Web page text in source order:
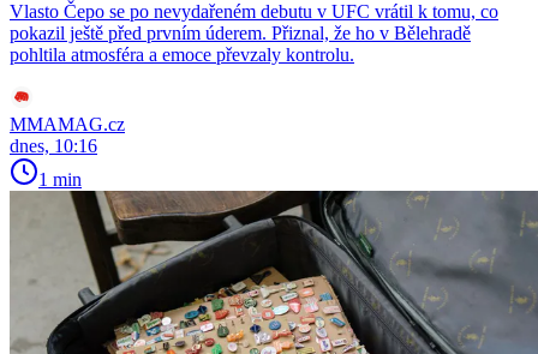
Vlasto Čepo se po nevydařeném debutu v UFC vrátil k tomu, co
pokazil ještě před prvním úderem. Přiznal, že ho v Bělehradě
pohltila atmosféra a emoce převzaly kontrolu.
MMAMAG.cz
dnes, 10:16
1 min